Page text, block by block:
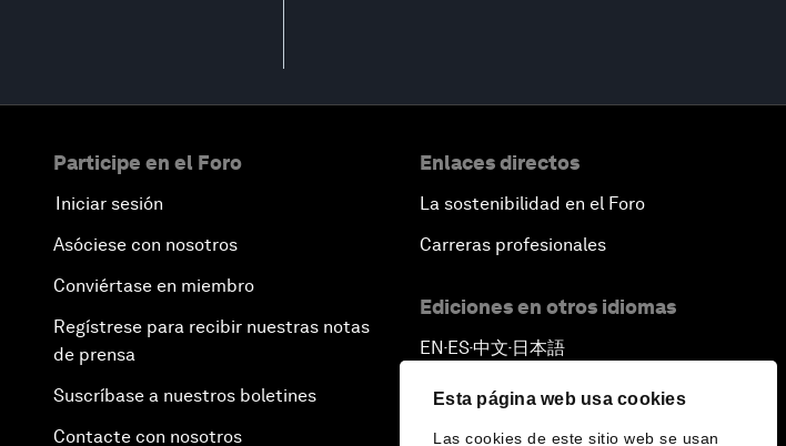
Esta página web usa cookies
Las cookies de este sitio web se usan
Participe en el Foro
Iniciar sesión
Asóciese con nosotros
Conviértase en miembro
Regístrese para recibir nuestras notas
de prensa
Suscríbase a nuestros boletines
Contacte con nosotros
Enlaces directos
La sostenibilidad en el Foro
Carreras profesionales
Ediciones en otros idiomas
EN ▪ES▪中文▪ 日本語